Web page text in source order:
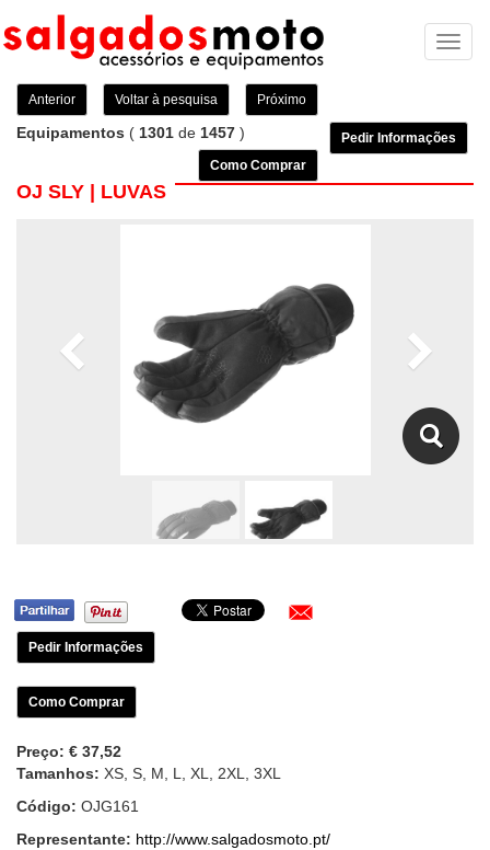
Anterior Voltar à pesquisa Próximo
Equipamentos ( 1301 de 1457 )
Pedir Informações
Como Comprar
OJ SLY | LUVAS
Pedir Informações
Como Comprar
Preço: € 37,52
Tamanhos: XS, S, M, L, XL, 2XL, 3XL
Código: OJG161
Representante: http://www.salgadosmoto.pt/